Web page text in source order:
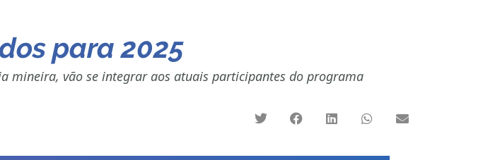
para 2025
mineira, vão se integrar aos atuais participantes do programa